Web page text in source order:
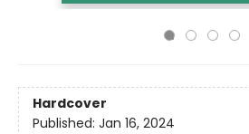
Hardcover
Published: Jan 16, 2024